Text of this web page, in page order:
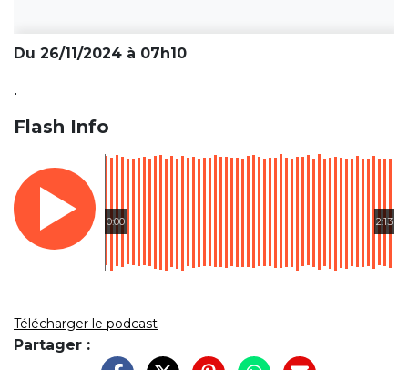
Du 26/11/2024 à 07h10
.
Flash Info
0:00 2:13
Télécharger le podcast
Partager :